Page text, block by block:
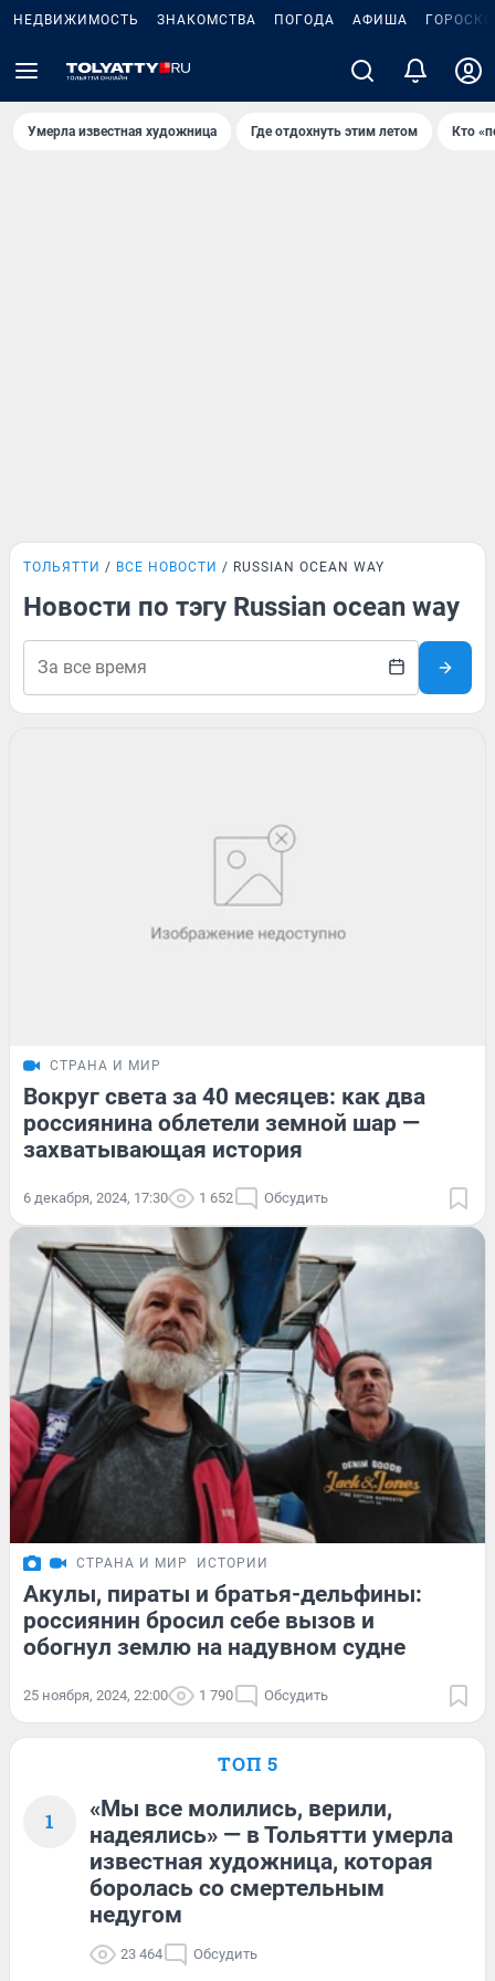
НЕДВИЖИМОСТЬ ЗНАКОМСТВА ПОГОДА АФИША
Умерла известная художница Где отдохнуть этим летом Кто
ТОЛЬЯТТИ ВСЕ НОВОСТИ RUSSIAN OCEAN WAY
Новости по тэгу Russian ocean way
СТРАНА И МИР
Вокруг света за 40 месяцев: как два
россиянина облетели земной шар —
захватывающая история
6 декабря, 2024, 17:30 1 652 Обсудить
СТРАНА И МИР ИСТОРИИ
Акулы, пираты и братья-дельфины:
россиянин бросил себе вызов и
обогнул землю на надувном судне
25 ноября, 2024, 22:00 1 790 Обсудить
ТОП 5
1
«Мы все молились, верили,
надеялись» — в Тольятти умерла
известная художница, которая
боролась со смертельным
недугом
23 464 Обсудить